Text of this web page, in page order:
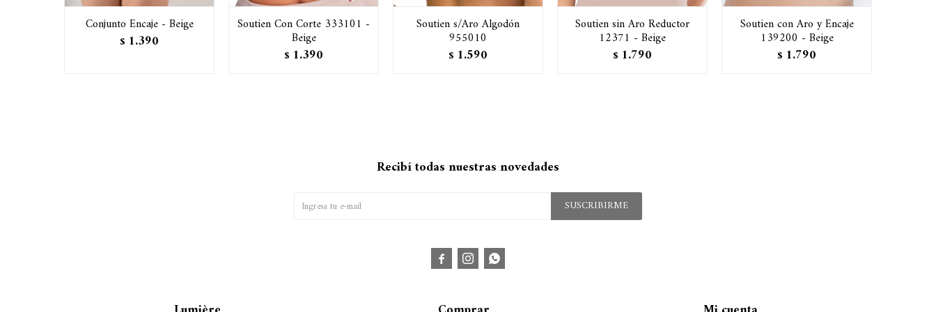
Conjunto Encaje - Beige
$ 1.390
Soutien Con Corte 333101 -
Beige
$ 1.390
Soutien s/Aro Algodón
955010
$ 1.590
Soutien sin Aro Reductor
12371 - Beige
$ 1.790
Soutien con Aro y Encaje
139200 - Beige
$ 1.790
Recibí todas nuestras novedades
SUSCRIBIRME
  